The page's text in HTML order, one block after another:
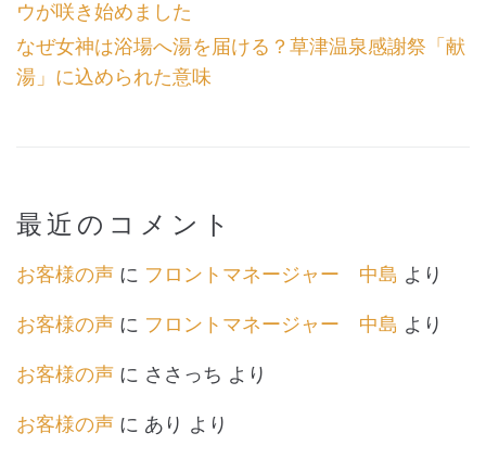
ウが咲き始めました
なぜ女神は浴場へ湯を届ける？草津温泉感謝祭「献
湯」に込められた意味
最近のコメント
お客様の声 に フロントマネージャー 中島 より
お客様の声 に フロントマネージャー 中島 より
お客様の声 に ささっち より
お客様の声 に あり より